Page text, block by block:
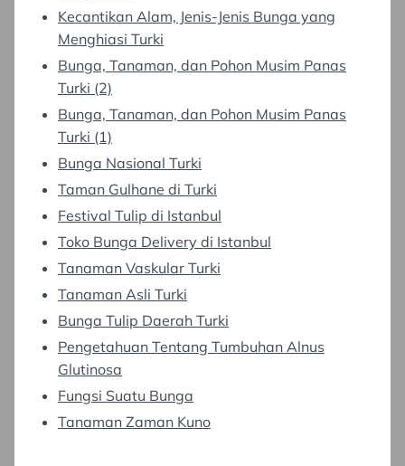
Kecantikan Alam, Jenis-Jenis Bunga yang
Menghiasi Turki
Bunga, Tanaman, dan Pohon Musim Panas
Turki (2)
Bunga, Tanaman, dan Pohon Musim Panas
Turki (1)
Bunga Nasional Turki
Taman Gulhane di Turki
Festival Tulip di Istanbul
Toko Bunga Delivery di Istanbul
Tanaman Vaskular Turki
Tanaman Asli Turki
Bunga Tulip Daerah Turki
Pengetahuan Tentang Tumbuhan Alnus
Glutinosa
Fungsi Suatu Bunga
Tanaman Zaman Kuno